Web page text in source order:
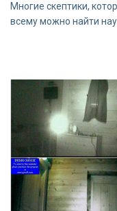
Многие скептики,
всему можно найти